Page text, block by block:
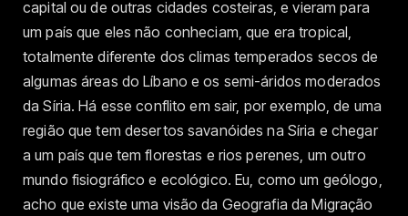
capital ou de outras cidades costeiras, e vieram para
um país que eles não conheciam, que era tropical,
totalmente diferente dos climas temperados secos de
algumas áreas do Líbano e os semi-áridos moderados
da Síria. Há esse conflito em sair, por exemplo, de uma
região que tem desertos savanóides na Síria e chegar
a um país que tem florestas e rios perenes, um outro
mundo fisiográfico e ecológico. Eu, como um geólogo,
acho que existe uma visão da Geografia da Migração